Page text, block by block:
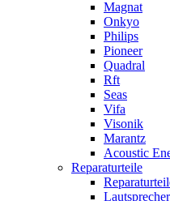
Magnat
Onkyo
Philips
Pioneer
Quadral
Rft
Seas
Vifa
Visonik
Marantz
Acoustic
Reparaturteile